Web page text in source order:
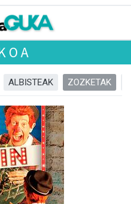
ALBISTEAK ZOZKETAK